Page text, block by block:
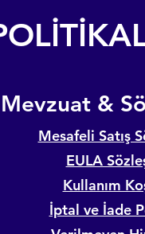
​Mevzuat &
Mesafeli Satış
EULA
Kullanım
İptal ve İade